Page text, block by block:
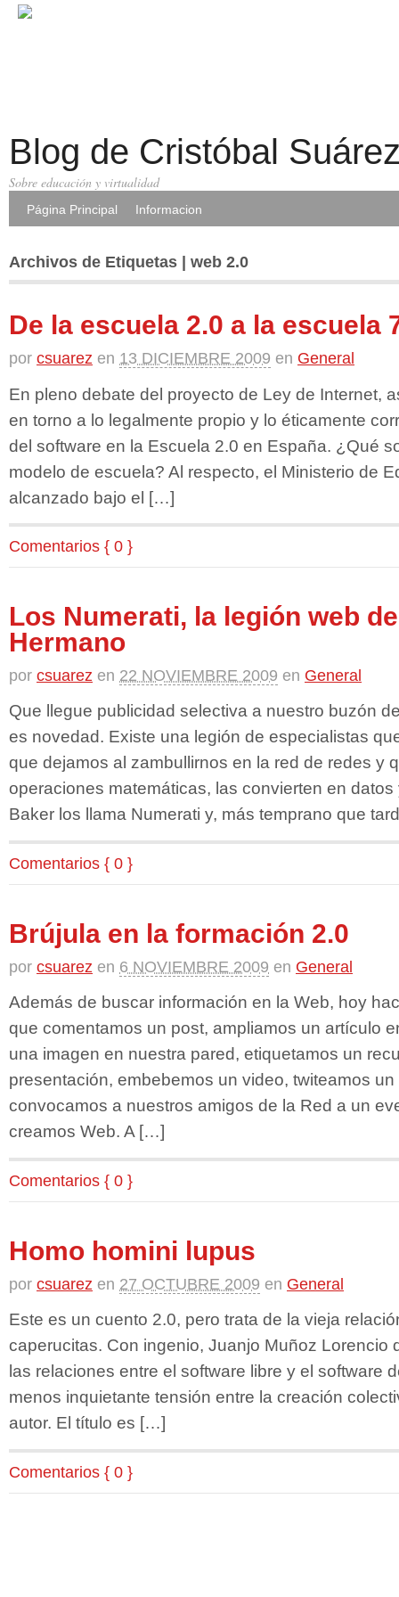
Blog de Cristóbal
Sobre educación y virtualidad
Página Principal Informacion
Archivos de Etiquetas | web 2.0
De la escuela 2.0 a la escuela
por csuarez en 13 DICIEMBRE 2009 en General
En pleno debate del proyecto de Ley de Internet,
en torno a lo legalmente propio y lo éticamente
del software en la Escuela 2.0 en España. ¿Qué
modelo de escuela? Al respecto, el Ministerio de
alcanzado bajo el […]
Comentarios { 0 }
Los Numerati, la legión web
Hermano
por csuarez en 22 NOVIEMBRE 2009 en General
Que llegue publicidad selectiva a nuestro buzón
es novedad. Existe una legión de especialistas
que dejamos al zambullirnos en la red de redes y
operaciones matemáticas, las convierten en
Baker los llama Numerati y, más temprano que
Comentarios { 0 }
Brújula en la formación 2.0
por csuarez en 6 NOVIEMBRE 2009 en General
Además de buscar información en la Web, hoy
que comentamos un post, ampliamos un artículo
una imagen en nuestra pared, etiquetamos un
presentación, embebemos un video, twiteamos
convocamos a nuestros amigos de la Red a un
creamos Web. A […]
Comentarios { 0 }
Homo homini lupus
por csuarez en 27 OCTUBRE 2009 en General
Este es un cuento 2.0, pero trata de la vieja
caperucitas. Con ingenio, Juanjo Muñoz Lorencio
las relaciones entre el software libre y el software
menos inquietante tensión entre la creación
autor. El título es […]
Comentarios { 0 }